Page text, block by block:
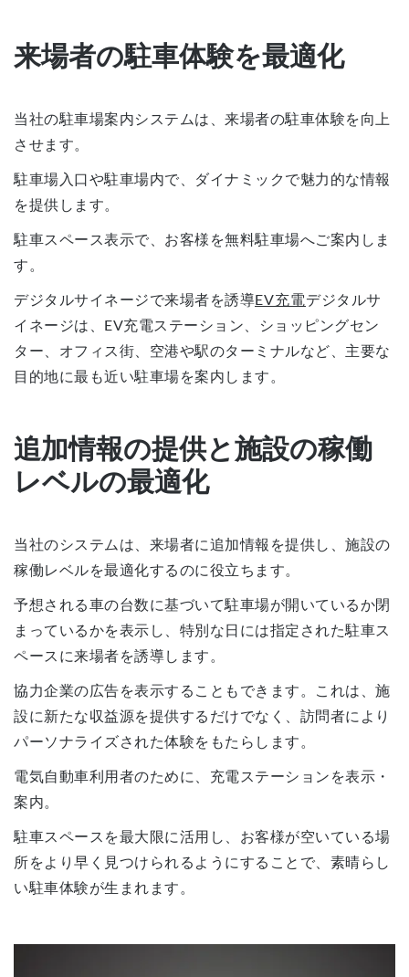
来場者の駐車体験を最適化
当社の駐車場案内システムは、来場者の駐車体験を向上
させます。
駐車場入口や駐車場内で、ダイナミックで魅力的な情報
を提供します。
駐車スペース表示で、お客様を無料駐車場へご案内しま
す。
デジタルサイネージで来場者を誘導EV充電デジタルサ
イネージは、EV充電ステーション、ショッピングセン
ター、オフィス街、空港や駅のターミナルなど、主要な
目的地に最も近い駐車場を案内します。
追加情報の提供と施設の稼働
レベルの最適化
当社のシステムは、来場者に追加情報を提供し、施設の
稼働レベルを最適化するのに役立ちます。
予想される車の台数に基づいて駐車場が開いているか閉
まっているかを表示し、特別な日には指定された駐車ス
ペースに来場者を誘導します。
協力企業の広告を表示することもできます。これは、施
設に新たな収益源を提供するだけでなく、訪問者により
パーソナライズされた体験をもたらします。
電気自動車利用者のために、充電ステーションを表示・
案内。
駐車スペースを最大限に活用し、お客様が空いている場
所をより早く見つけられるようにすることで、素晴らし
い駐車体験が生まれます。